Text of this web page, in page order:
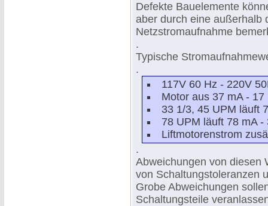
Defekte Bauelemente
aber durch eine außerhalb
Netzstromaufnahme
.
Typische
.
117V 60 Hz - 220V
Motor aus 37 mA - 17
33 1/3, 45 UPM läuft
78 UPM läuft 78 mA -
Liftmotorenstrom
.
Abweichungen von diesen
von Schaltungstoleranzen
Grobe Abweichungen
Schaltungsteile